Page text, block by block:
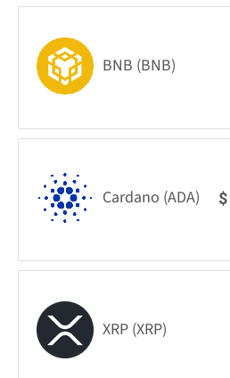
BNB (BNB)
Cardano (ADA) $
XRP (XRP)